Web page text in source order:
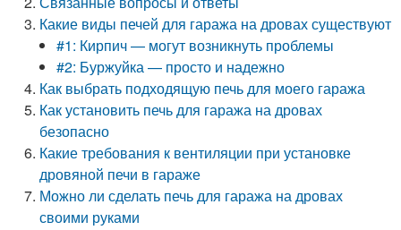
Какие виды печей для гаража на дровах существуют
#1: Кирпич — могут возникнуть проблемы
#2: Буржуйка — просто и надежно
Как выбрать подходящую печь для моего гаража
Как установить печь для гаража на дровах
безопасно
Какие требования к вентиляции при установке
дровяной печи в гараже
Можно ли сделать печь для гаража на дровах
своими руками